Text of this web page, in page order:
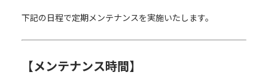
下記の日程で定期メンテナンスを実施いたします。
【メンテナンス時間】